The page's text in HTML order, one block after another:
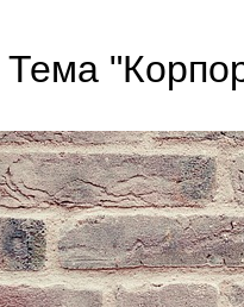
Тема